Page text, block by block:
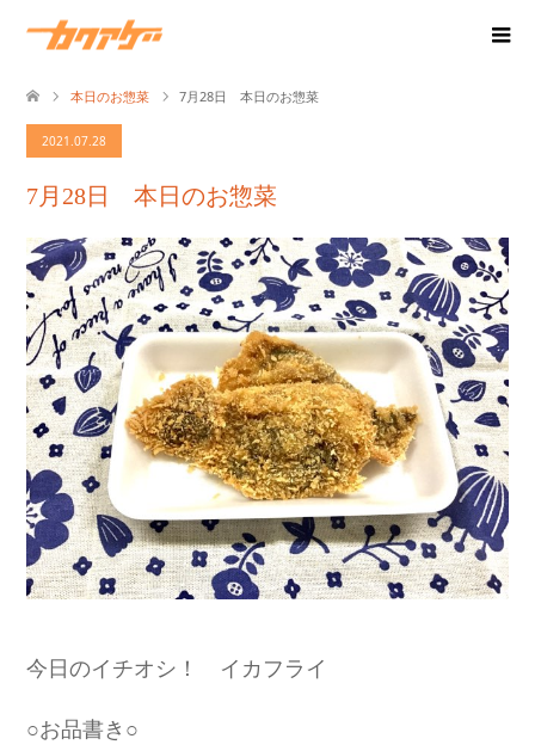
本日のお惣菜 7月28日 本日のお惣菜
2021.07.28
7月28日 本日のお惣菜
今日のイチオシ！ イカフライ
○お品書き○